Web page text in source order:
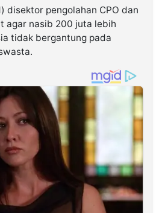
disektor pengolahan CPO dan
agar nasib 200 juta lebih
tidak bergantung pada